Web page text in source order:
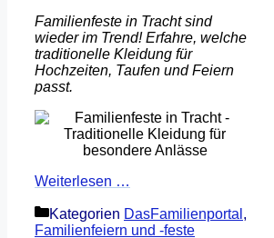
Familienfeste in Tracht sind
wieder im Trend! Erfahre, welche
traditionelle Kleidung für
Hochzeiten, Taufen und Feiern
passt.
Weiterlesen …
Kategorien DasFamilienportal ,
Familienfeiern und -feste